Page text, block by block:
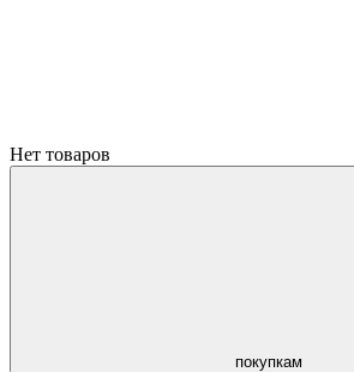
Нет товаров
покупкам